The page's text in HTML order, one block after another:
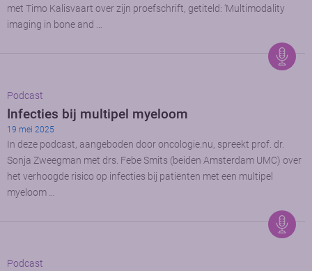
met Timo Kalisvaart over zijn proefschrift, getiteld: ‘Multimodality
imaging in bone and …
Podcast
Infecties bij multipel myeloom
19 mei 2025
In deze podcast, aangeboden door oncologie.nu, spreekt prof. dr.
Sonja Zweegman met drs. Febe Smits (beiden Amsterdam UMC) over
het verhoogde risico op infecties bij patiënten met een multipel
myeloom …
Podcast